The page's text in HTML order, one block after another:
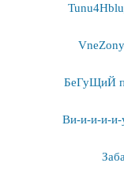
БеГуЩиЙ
Ви-и-и-и-